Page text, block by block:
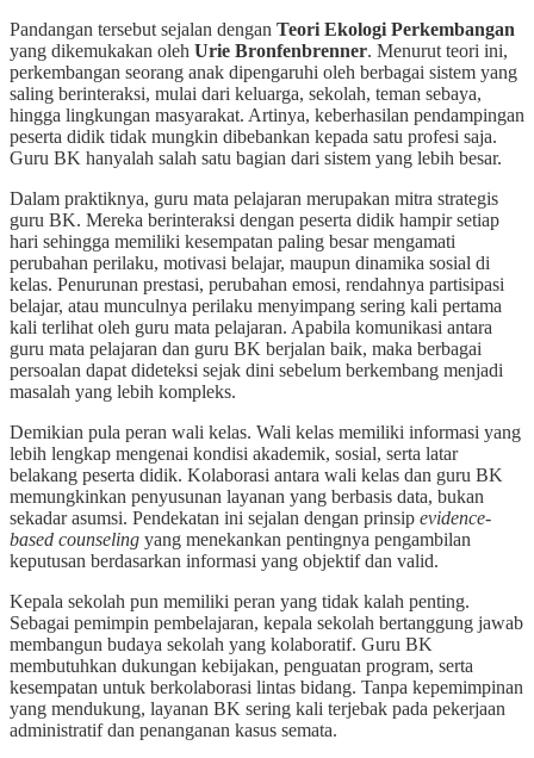
Pandangan tersebut sejalan dengan Teori Ekologi Perkembangan
yang dikemukakan oleh Urie Bronfenbrenner. Menurut teori ini,
perkembangan seorang anak dipengaruhi oleh berbagai sistem yang
saling berinteraksi, mulai dari keluarga, sekolah, teman sebaya,
hingga lingkungan masyarakat. Artinya, keberhasilan pendampingan
peserta didik tidak mungkin dibebankan kepada satu profesi saja.
Guru BK hanyalah salah satu bagian dari sistem yang lebih besar.
Dalam praktiknya, guru mata pelajaran merupakan mitra strategis
guru BK. Mereka berinteraksi dengan peserta didik hampir setiap
hari sehingga memiliki kesempatan paling besar mengamati
perubahan perilaku, motivasi belajar, maupun dinamika sosial di
kelas. Penurunan prestasi, perubahan emosi, rendahnya partisipasi
belajar, atau munculnya perilaku menyimpang sering kali pertama
kali terlihat oleh guru mata pelajaran. Apabila komunikasi antara
guru mata pelajaran dan guru BK berjalan baik, maka berbagai
persoalan dapat dideteksi sejak dini sebelum berkembang menjadi
masalah yang lebih kompleks.
Demikian pula peran wali kelas. Wali kelas memiliki informasi yang
lebih lengkap mengenai kondisi akademik, sosial, serta latar
belakang peserta didik. Kolaborasi antara wali kelas dan guru BK
memungkinkan penyusunan layanan yang berbasis data, bukan
sekadar asumsi. Pendekatan ini sejalan dengan prinsip evidence-
based counseling yang menekankan pentingnya pengambilan
keputusan berdasarkan informasi yang objektif dan valid.
Kepala sekolah pun memiliki peran yang tidak kalah penting.
Sebagai pemimpin pembelajaran, kepala sekolah bertanggung jawab
membangun budaya sekolah yang kolaboratif. Guru BK
membutuhkan dukungan kebijakan, penguatan program, serta
kesempatan untuk berkolaborasi lintas bidang. Tanpa kepemimpinan
yang mendukung, layanan BK sering kali terjebak pada pekerjaan
administratif dan penanganan kasus semata.